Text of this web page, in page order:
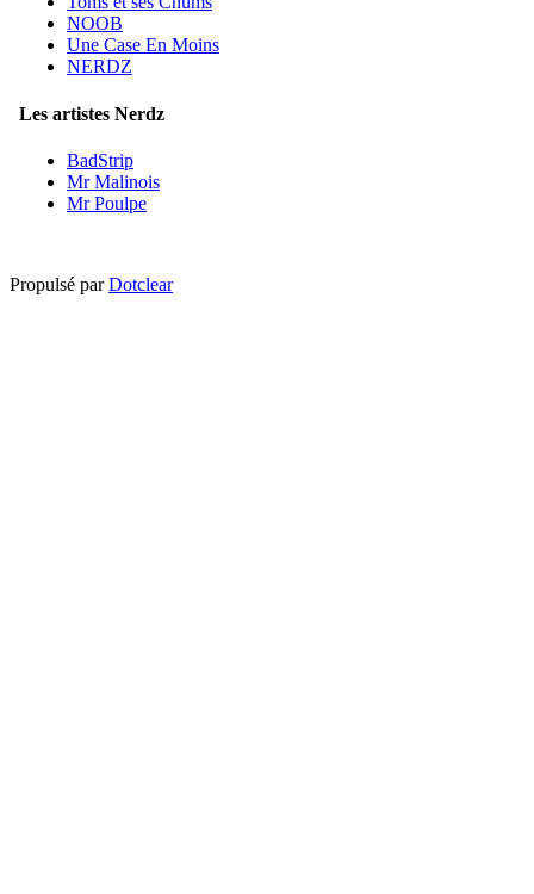
NOOB
Une Case En Moins
NERDZ
Les artistes Nerdz
BadStrip
Mr Malinois
Mr Poulpe
Propulsé parDotclear